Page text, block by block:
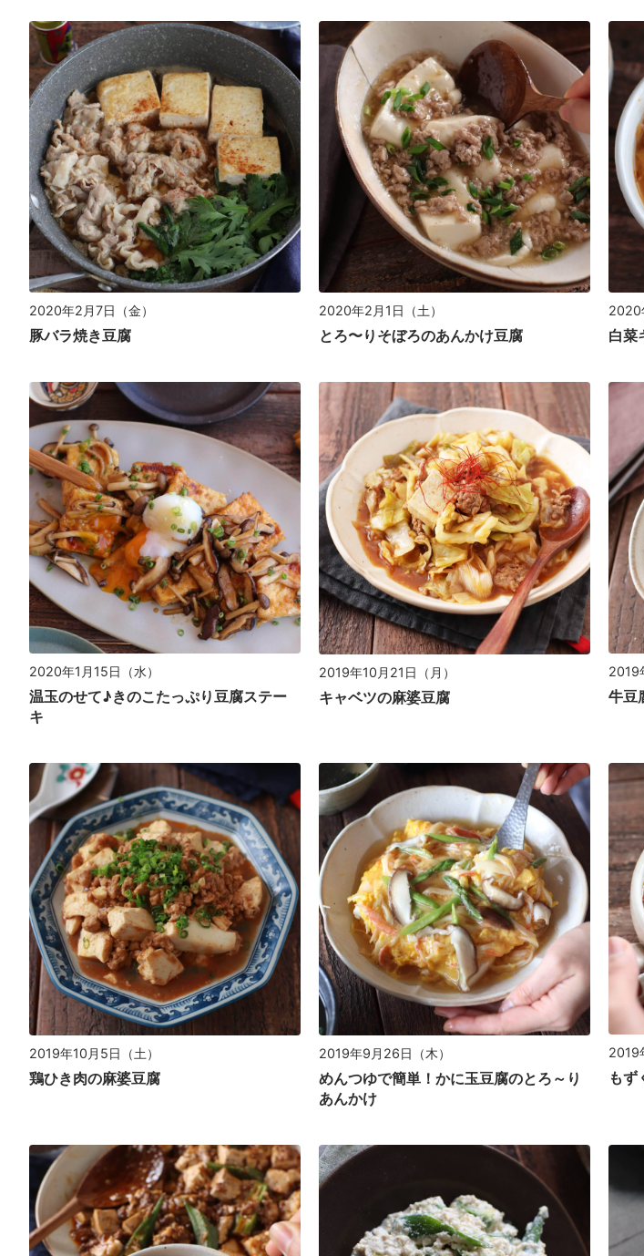
2020年2月7日（金）
豚バラ焼き豆腐
2020年2月1日（土）
とろ〜りそぼろのあんかけ豆腐
2020
白菜
2020年1月15日（水）
温玉のせて♪きのこたっぷり豆腐ステー
キ
2019年10月21日（月）
キャベツの麻婆豆腐
2019
牛豆
2019年10月5日（土）
鶏ひき肉の麻婆豆腐
2019年9月26日（木）
めんつゆで簡単！かに玉豆腐のとろ～り
あんかけ
2019
もず